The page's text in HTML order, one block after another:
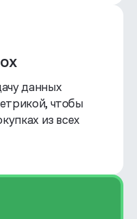
данных
чтобы
из всех